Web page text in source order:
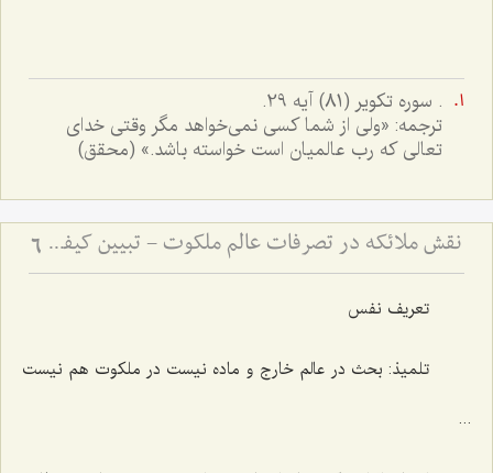
. سوره تکویر (81) آیه 29.
ترجمه: «ولى از شما کسى نمى‌خواهد مگر وقتى خداى
تعالى که رب عالمیان است خواسته باشد.» (محقق)
نقش ملائکه در تصرفات عالم ملکوت - تبیین کیفیت تأثیرگذاری فرشتگان بر حوادث عالم ماده 6
تعریف نفس
تلمیذ: بحث در عالم خارج و ماده نیست در ملکوت هم نیست
...